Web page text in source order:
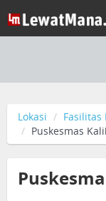
Lokasi Fasilitas
Puskesmas